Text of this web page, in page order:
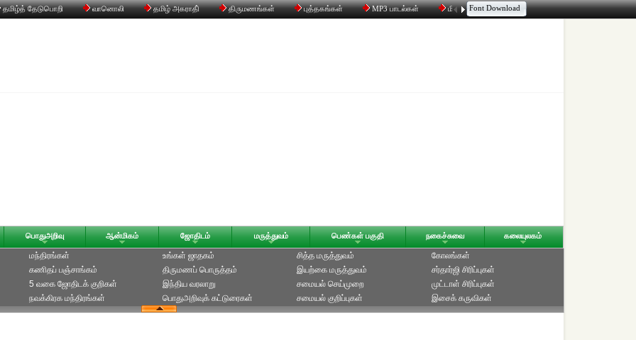
தமிழ்த் தேடுபொறி வானொலி தமிழ் அகராதி் திருமணங்கள் புத்தகங்கள் MP3 பாடல்கள் மின்னஞ்சல் திரட்டி உரையாடல்
Font Download
பொதுஅறிவு ஆன்மிகம் ஜோதிடம் மருத்துவம் பெண்கள் பகுதி நகைச்சுவை கலையுலகம்
மந்திரங்கள்
கணிதப் பஞ்சாங்கம்
5 வகை ஜோதிடக் குறிகள்
நவக்கிரக மந்திரங்கள்
உங்கள் ஜாதகம்
திருமணப் பொருத்தம்
இந்திய வரலாறு
பொதுஅறிவுக் கட்டுரைகள்
சித்த மருத்துவம்
இயற்கை மருத்துவம்
சமையல் செய்முறை
சமையல் குறிப்புகள்
கோலங்கள்
சர்தார்ஜி சிரிப்புகள்
முட்டாள் சிரிப்புகள்
இசைக் கருவிகள்